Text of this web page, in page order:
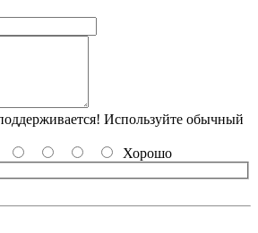
Используйте обычный
Хорошо